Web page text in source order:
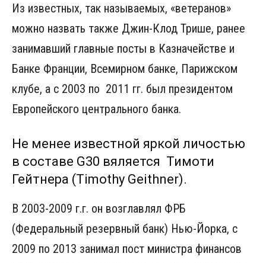
Из известных, так называемых, «ветеранов»
можно назвать также Джин-Клод Трише, ранее
занимавший главные посты в Казначействе и
Банке Франции, Всемирном банке, Парижском
клубе, а с 2003 по 2011 гг. был президентом
Европейского центрального банка.
Не менее известной яркой личостью
в составе G30 вяляется Тимоти
Гейтнера (Timothy Geithner).
В 2003-2009 г.г. он возглавлял ФРБ
(Федеральный резервный банк) Нью-Йорка, с
2009 по 2013 занимал пост министра финансов